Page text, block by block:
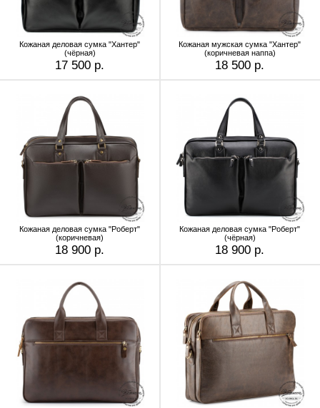
Кожаная деловая сумка "Хантер"
(чёрная)
17 500 р.
Кожаная мужская сумка "Хантер"
(коричневая наппа)
18 500 р.
Кожаная деловая сумка "Роберт"
(коричневая)
18 900 р.
Кожаная деловая сумка "Роберт"
(чёрная)
18 900 р.